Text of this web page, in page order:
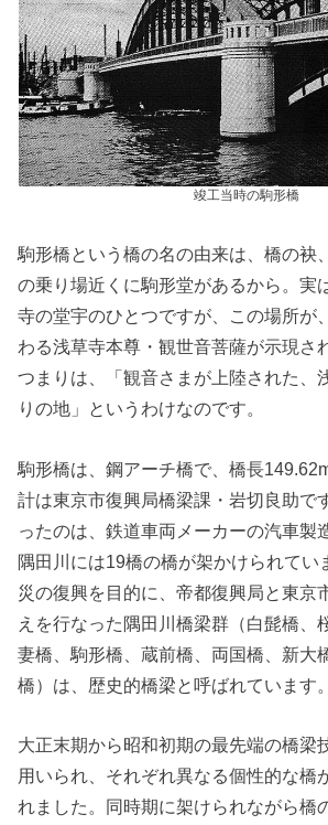
竣工当時の駒形橋
駒形橋という橋の名の由来は、橋の袂
の乗り場近くに駒形堂があるから。実
寺の堂宇のひとつですが、この場所が
わる浅草寺本尊・観世音菩薩が示現さ
つまりは、「観音さまが上陸された、
りの地」というわけなのです。
駒形橋は、鋼アーチ橋で、橋長
計は東京市復興局橋梁課・岩切良助で
ったのは、鉄道車両メーカーの汽車製
隅田川には19橋の橋が架かけられてい
災の復興を目的に、帝都復興局と東京
えを行なった隅田川橋梁群（白髭橋、
妻橋、駒形橋、蔵前橋、両国橋、新大
橋）は、歴史的橋梁と呼ばれています。
大正末期から昭和初期の最先端の橋梁
用いられ、それぞれ異なる個性的な橋
れました。同時期に架けられながら橋